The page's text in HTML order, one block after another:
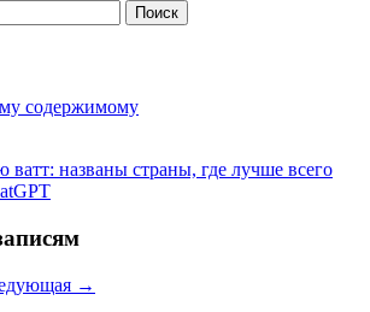
содержимому
названы страны, где лучше всего
→